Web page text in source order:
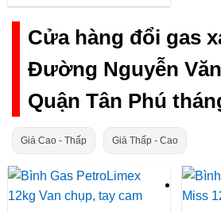
Cửa hàng đổi gas
Đường Nguyễn
Quận Tân Phú
Giá Cao - Thấp Giá Thấp - Cao